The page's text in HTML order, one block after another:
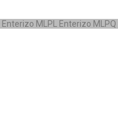
Enterizo MLPL Enterizo MLPQ